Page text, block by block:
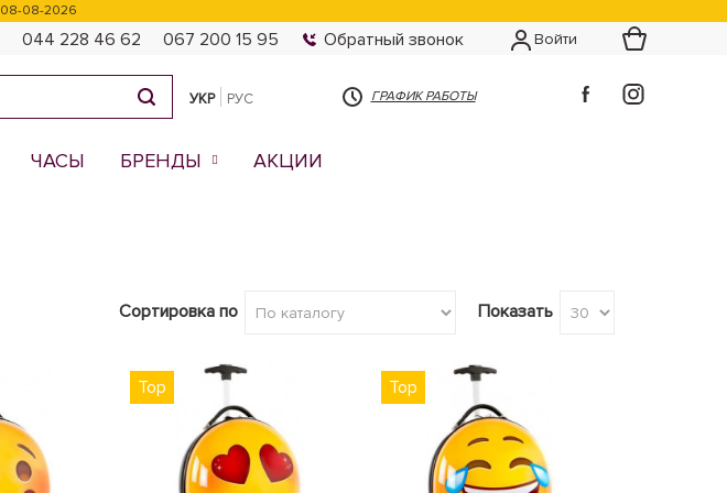
08-08-2026
044 228 46 62 067 200 15 95 Обратный звонок Войти
УКР РУС ГРАФИК РАБОТЫ
ЧАСЫ БРЕНДЫ АКЦИИ
Сортировка по Показать
Top Top